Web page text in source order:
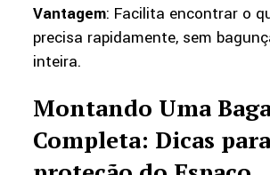
Vantagem: Facilita encontrar o
precisa rapidamente, sem
inteira.
Montando Uma
Completa: Dicas para